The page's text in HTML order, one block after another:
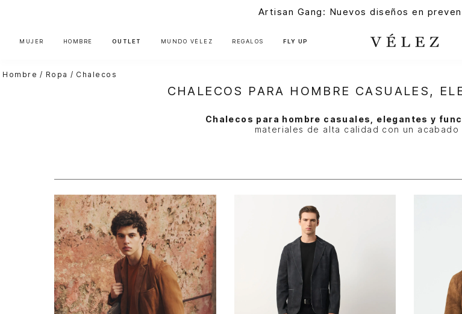
Artisan Gang: Nuevos diseños en
MUJER HOMBRE OUTLET MUNDO VÉLEZ REGALOS FLY UP
Hombre Ropa Chalecos
CHALECOS PARA HOMBRE CASUALES,
Chalecos para hombre casuales, elegantes y
materiales de alta calidad con un acabado